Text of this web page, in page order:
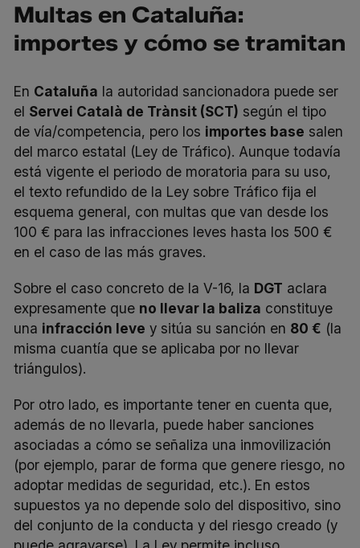
Multas en Cataluña:
importes y cómo se tramitan
En Cataluña la autoridad sancionadora puede ser
el Servei Català de Trànsit (SCT) según el tipo
de vía/competencia, pero los importes base salen
del marco estatal (Ley de Tráfico). Aunque todavía
está vigente el periodo de moratoria para su uso,
el texto refundido de la Ley sobre Tráfico fija el
esquema general, con multas que van desde los
100 € para las infracciones leves hasta los 500 €
en el caso de las más graves.
Sobre el caso concreto de la V-16, la DGT aclara
expresamente que no llevar la baliza constituye
una infracción leve y sitúa su sanción en 80 € (la
misma cuantía que se aplicaba por no llevar
triángulos).
Por otro lado, es importante tener en cuenta que,
además de no llevarla, puede haber sanciones
asociadas a cómo se señaliza una inmovilización
(por ejemplo, parar de forma que genere riesgo, no
adoptar medidas de seguridad, etc.). En estos
supuestos ya no depende solo del dispositivo, sino
del conjunto de la conducta y del riesgo creado (y